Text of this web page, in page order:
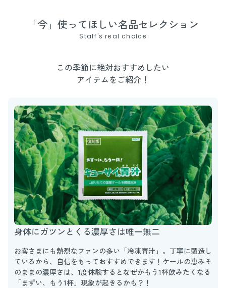
「今」使ってほしい名品セレクション
Staff's real choice
この季節に絶対おすすめしたい
アイテムをご紹介！
身体にガツンとくる濃厚さは唯一無二
お客さまにも熱烈なファンの多い「冷凍青汁」。丁寧に製造し
ているから、自信をもっておすすめできます！ケールの恵みそ
のままの濃厚さは、1度体験するとなぜかもう1杯飲みたくなる
「まずい、もう1杯」現象が起きるかも？！